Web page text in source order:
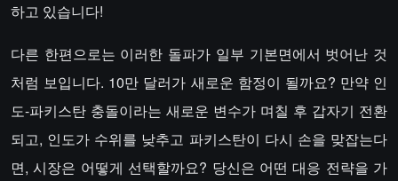
하고 있습니다!
다른 한편으로는 이러한 돌파가 일부 기본면에서 벗어난 것
처럼 보입니다. 10만 달러가 새로운 함정이 될까요? 만약 인
도-파키스탄 충돌이라는 새로운 변수가 며칠 후 갑자기 전환
되고, 인도가 수위를 낮추고 파키스탄이 다시 손을 맞잡는다
면, 시장은 어떻게 선택할까요? 당신은 어떤 대응 전략을 가